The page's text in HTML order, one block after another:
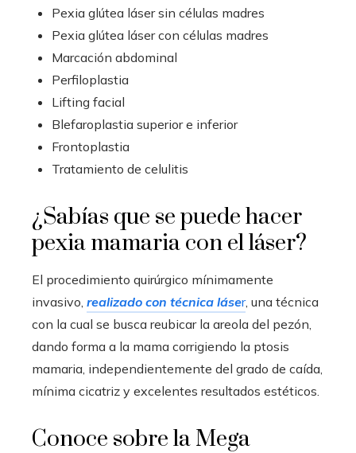
Pexia glútea láser sin células madres
Pexia glútea láser con células madres
Marcación abdominal
Perfiloplastia
Lifting facial
Blefaroplastia superior e inferior
Frontoplastia
Tratamiento de celulitis
¿Sabías que se puede hacer
pexia mamaria con el láser?
El procedimiento quirúrgico mínimamente
invasivo, realizado con técnica láser, una técnica
con la cual se busca reubicar la areola del pezón,
dando forma a la mama corrigiendo la ptosis
mamaria, independientemente del grado de caída,
mínima cicatriz y excelentes resultados estéticos.
Conoce sobre la Mega